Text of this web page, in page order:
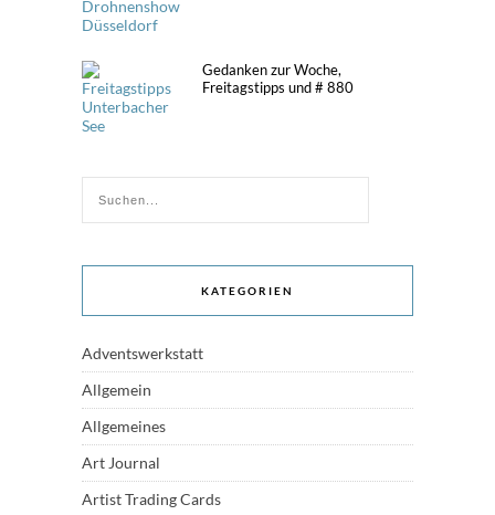
Gedanken zur Woche,
Freitagstipps und # 880
KATEGORIEN
Adventswerkstatt
Allgemein
Allgemeines
Art Journal
Artist Trading Cards